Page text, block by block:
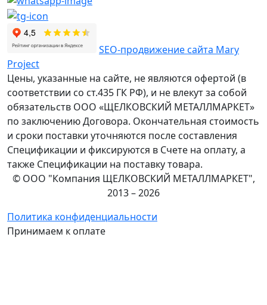
SEO-продвижение сайта Mary
Project
Цены, указанные на сайте, не являются офертой (в
соответствии со ст.435 ГК РФ), и не влекут за собой
обязательств ООО «ЩЕЛКОВСКИЙ МЕТАЛЛМАРКЕТ»
по заключению Договора. Окончательная стоимость
и сроки поставки уточняются после составления
Спецификации и фиксируются в Счете на оплату, а
также Спецификации на поставку товара.
© ООО "Компания ЩЕЛКОВСКИЙ МЕТАЛЛМАРКЕТ",
2013 – 2026
Политика конфиденциальности
Принимаем к оплате